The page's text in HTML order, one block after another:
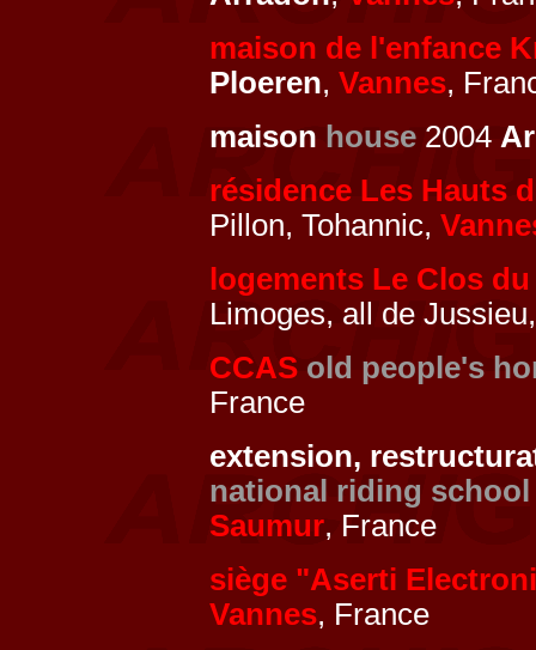
maison de l'enfance
Ploeren, Vannes,
maison house 2004
résidence Les Hauts
Pillon, Tohannic,
logements Le Clos
Limoges, all de
CCAS old people's
France
extension,
national riding school
Saumur, France
siège "Aserti
Vannes, France